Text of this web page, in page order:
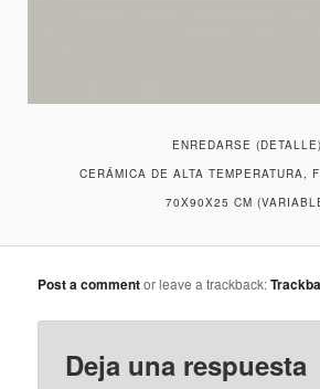
ENREDARSE (DETALLE)
CERÁMICA DE ALTA TEMPERATURA,
70X90X25 CM
Post a commentor leave a trackback:
Deja una respuesta